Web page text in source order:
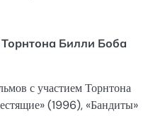
Билли Боба
с участием Торнтона
(1996), «Бандиты»